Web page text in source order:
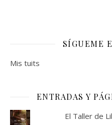
SÍGUEME
Mis tuits
ENTRADAS Y
El Taller de